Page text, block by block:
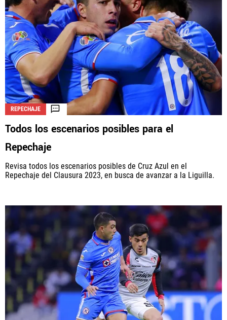
REPECHAJE
Todos los escenarios posibles para el
Repechaje
Revisa todos los escenarios posibles de Cruz Azul en el
Repechaje del Clausura 2023, en busca de avanzar a la Liguilla.